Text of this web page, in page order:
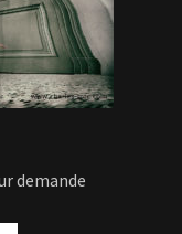
demande